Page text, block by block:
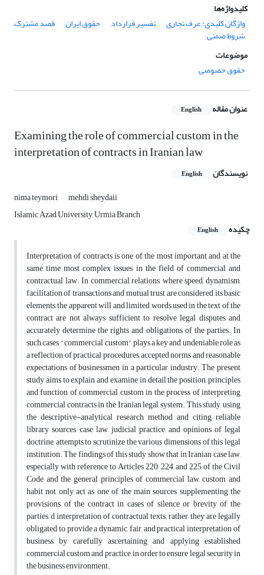
کلیدواژه‌ها
واژگان کلیدی: عرف تجاری
تفسیر قرارداد حقوق ایران قصد مشترک
شروط ضمنی
موضوعات
حقوق خصوصی
عنوان مقاله English
Examining the role of commercial custom in the
interpretation of contracts in Iranian law
نویسندگان English
nima teymori
mehdi sheydaii
Islamic Azad University, Urmia Branch
چکیده
English
Interpretation of contracts is one of the most important and at the
same time most complex issues in the field of commercial and
contractual law. In commercial relations, where speed, dynamism,
facilitation of transactions and mutual trust are considered its basic
elements, the apparent will and limited words used in the text of the
contract are not always sufficient to resolve legal disputes and
accurately determine the rights and obligations of the parties. In
such cases, "commercial custom" plays a key and undeniable role as
a reflection of practical procedures, accepted norms and reasonable
expectations of businessmen in a particular industry. The present
study aims to explain and examine in detail the position, principles
and function of commercial custom in the process of interpreting
commercial contracts in the Iranian legal system. This study, using
the descriptive-analytical research method and citing reliable
library sources, case law, judicial practice, and opinions of legal
doctrine, attempts to scrutinize the various dimensions of this legal
institution. The findings of this study show that in Iranian case law,
especially with reference to Articles 220, 224, and 225 of the Civil
Code and the general principles of commercial law, custom and
habit not only act as one of the main sources supplementing the
provisions of the contract in cases of silence or brevity of the
parties, d interpretation of contractual texts; rather, they are legally
obligated to provide a dynamic, fair, and practical interpretation of
business by carefully ascertaining and applying established
commercial custom and practice, in order to ensure legal security in
the business environment.